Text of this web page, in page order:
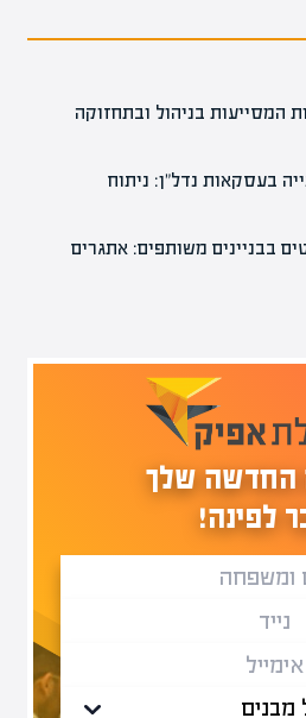
המסייעות בניהול ובתחזוקה
בעסקאות נדל"ן: ניתוח
בבניינים משותפים: אתגרים
החדשה שלך
לפינה!